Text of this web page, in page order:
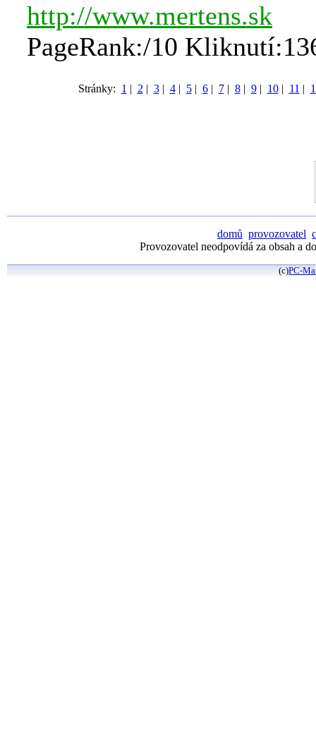
http://www.mertens.sk
PageRank:/10
Stránky: 1 | 2 | 3| 4| 5| 6| 7| 8| 9| 10| 11 |
domů provozovatel
Provozovatel neodpovídá za obsah a
(c)PC-